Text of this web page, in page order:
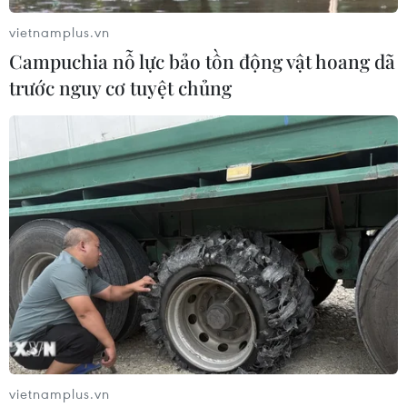
#Trạm dừng nghỉ
#cao tốc bắc-nam
#điều hành giao thông
#trạm thu phí
#giao thông thông minh
vietnamplus.vn
Campuchia nỗ lực bảo tồn động vật hoang dã
trước nguy cơ tuyệt chủng
vietnamplus.vn